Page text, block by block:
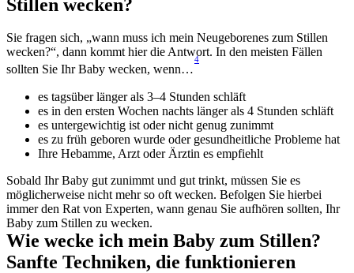
Stillen wecken?
Sie fragen sich, „wann muss ich mein Neugeborenes zum Stillen
wecken?“, dann kommt hier die Antwort. In den meisten Fällen
sollten Sie Ihr Baby wecken, wenn…
4
es tagsüber länger als 3–4 Stunden schläft
es in den ersten Wochen nachts länger als 4 Stunden schläft
es untergewichtig ist oder nicht genug zunimmt
es zu früh geboren wurde oder gesundheitliche Probleme hat
Ihre Hebamme, Arzt oder Ärztin es empfiehlt
Sobald Ihr Baby gut zunimmt und gut trinkt, müssen Sie es
möglicherweise nicht mehr so oft wecken. Befolgen Sie hierbei
immer den Rat von Experten, wann genau Sie aufhören sollten, Ihr
Baby zum Stillen zu wecken.
Wie wecke ich mein Baby zum Stillen?
Sanfte Techniken, die funktionieren